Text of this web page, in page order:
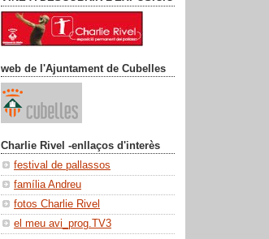
web de l'Ajuntament de Cubelles
Charlie Rivel -enllaços d'interès
festival de pallassos
família Andreu
fotos Charlie Rivel
el meu avi_prog.TV3